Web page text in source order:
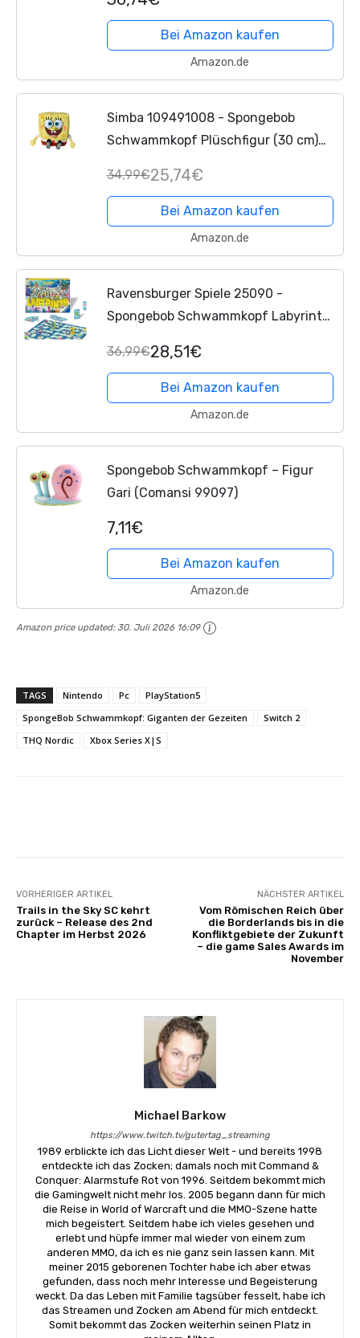
Bei Amazon kaufen
Amazon.de
Simba 109491008 - Spongebob
Schwammkopf Plüschfigur (30 cm)
Spielzeug-Kuscheltier für Fans &
Kinder ab den ersten...
34,99€25,74€
Bei Amazon kaufen
Amazon.de
Ravensburger Spiele 25090 -
Spongebob Schwammkopf Labyrinth
für 2-4 Spieler ab 7 Jahren
36,99€28,51€
Bei Amazon kaufen
Amazon.de
Spongebob Schwammkopf – Figur
Gari (Comansi 99097)
7,11€
Bei Amazon kaufen
Amazon.de
Amazon price updated: 30. Juli 2026 16:09
TAGS Nintendo Pc
PlayStation5
SpongeBob Schwammkopf: Giganten der Gezeiten
Switch 2
THQ Nordic
Xbox Series X|S
VORHERIGER ARTIKEL
Trails in the Sky SC kehrt
zurück – Release des 2nd
Chapter im Herbst 2026
NÄCHSTER ARTIKEL
Vom Römischen Reich über
die Borderlands bis in die
Konfliktgebiete der Zukunft
– die game Sales Awards im
November
Michael Barkow
https://www.twitch.tv/gutertag_streaming
1989 erblickte ich das Licht dieser Welt - und bereits 1998
entdeckte ich das Zocken; damals noch mit Command &
Conquer: Alarmstufe Rot von 1996. Seitdem bekommt mich
die Gamingwelt nicht mehr los. 2005 begann dann für mich
die Reise in World of Warcraft und die MMO-Szene hatte
mich begeistert. Seitdem habe ich vieles gesehen und
erlebt und hüpfe immer mal wieder von einem zum
anderen MMO, da ich es nie ganz sein lassen kann. Mit
meiner 2015 geborenen Tochter habe ich aber etwas
gefunden, dass noch mehr Interesse und Begeisterung
weckt. Da das Leben mit Familie tagsüber fesselt, habe ich
das Streamen und Zocken am Abend für mich entdeckt.
Somit bekommt das Zocken weiterhin seinen Platz in